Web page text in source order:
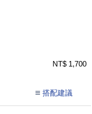
NT$ 1,700
搭配建議